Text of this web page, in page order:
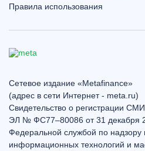
Правила использования
Сетевое издание «Metafinance»
(адрес в сети Интернет - meta.ru)
Свидетельство о регистрации
ЭЛ № ФС77–80086 от 31 декабря
Федеральной службой по надзору
информационных технологий и